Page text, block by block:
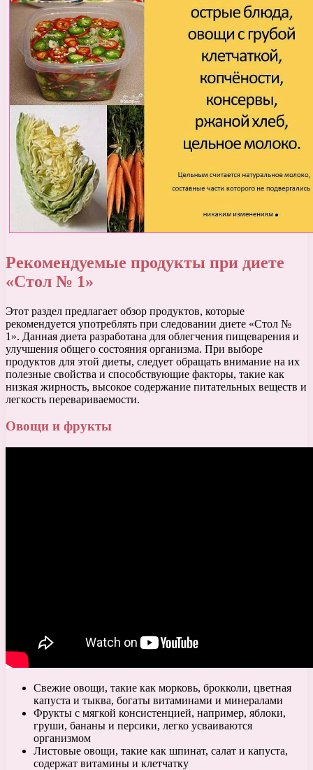
Рекомендуемые продукты при диете
«Стол № 1»
Этот раздел предлагает обзор продуктов, которые
рекомендуется употреблять при следовании диете «Стол №
1». Данная диета разработана для облегчения пищеварения и
улучшения общего состояния организма. При выборе
продуктов для этой диеты, следует обращать внимание на их
полезные свойства и способствующие факторы, такие как
низкая жирность, высокое содержание питательных веществ и
легкость перевариваемости.
Овощи и фрукты
Свежие овощи, такие как морковь, брокколи, цветная
капуста и тыква, богаты витаминами и минералами
Фрукты с мягкой консистенцией, например, яблоки,
груши, бананы и персики, легко усваиваются
организмом
Листовые овощи, такие как шпинат, салат и капуста,
содержат витамины и клетчатку